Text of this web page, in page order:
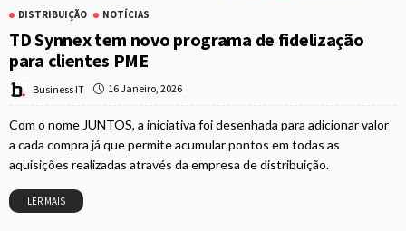
DISTRIBUIÇÃO NOTÍCIAS
TD Synnex tem novo programa de fidelização
para clientes PME
Business IT 16 Janeiro, 2026
Com o nome JUNTOS, a iniciativa foi desenhada para adicionar valor
a cada compra já que permite acumular pontos em todas as
aquisições realizadas através da empresa de distribuição.
LER MAIS